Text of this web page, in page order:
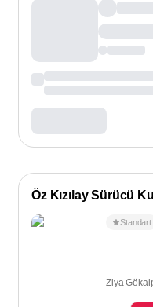
Öz Kızılay Sürücü
Standart
Ziya